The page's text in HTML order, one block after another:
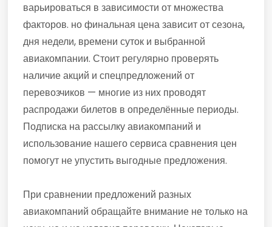
варьироваться в зависимости от множества
факторов. но финальная цена зависит от сезона,
дня недели, времени суток и выбранной
авиакомпании. Стоит регулярно проверять
наличие акций и спецпредложений от
перевозчиков — многие из них проводят
распродажи билетов в определённые периоды.
Подписка на рассылку авиакомпаний и
использование нашего сервиса сравнения цен
помогут не упустить выгодные предложения.
При сравнении предложений разных
авиакомпаний обращайте внимание не только на